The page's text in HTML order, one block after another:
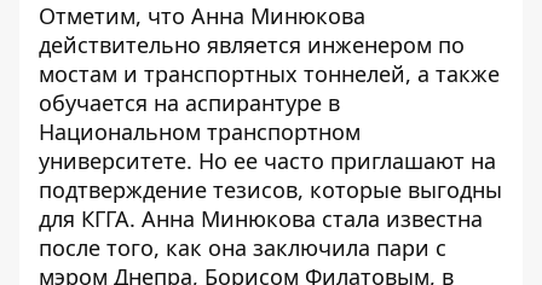
Отметим, что Анна Минюкова
действительно является инженером по
мостам и транспортных тоннелей, а также
обучается на аспирантуре в
Национальном транспортном
университете. Но ее часто приглашают на
подтверждение тезисов, которые выгодны
для КГГА. Анна Минюкова стала известна
после того, как она заключила пари с
мэром Днепра, Борисом Филатовым, в